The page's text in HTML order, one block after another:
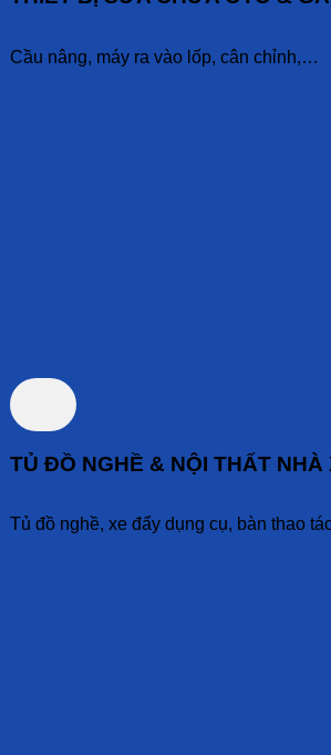
Cầu nâng, máy ra vào lốp, cân chỉnh,…
TỦ ĐỒ NGHỀ & NỘI THẤT NHÀ
Tủ đồ nghề, xe đẩy dụng cụ, bàn thao